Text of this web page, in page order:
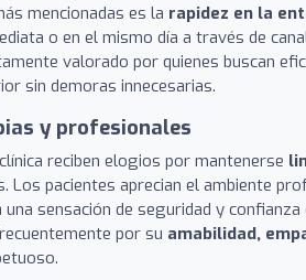
mencionadas es la rapidez en la
o en el mismo día a través de
valorado por quienes buscan
sin demoras innecesarias.
y profesionales
reciben elogios por mantenerse
Los pacientes aprecian el ambiente
sensación de seguridad y
por su amabilidad,